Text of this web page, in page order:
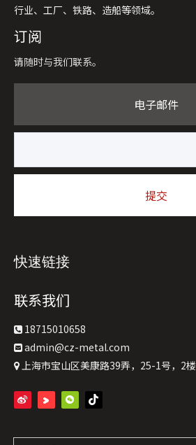
行业、工厂、铁路、造船等领域。
订阅
请随时与我们联系。
电子邮件
提交
快速链接
联系我们
 18715010658
 admin@cz-metal.com
 上海市宝山区美康路39弄，25-1号，2楼